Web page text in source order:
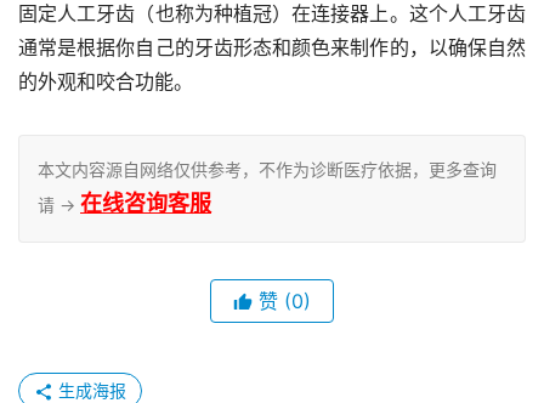
固定人工牙齿（也称为种植冠）在连接器上。这个人工牙齿
通常是根据你自己的牙齿形态和颜色来制作的，以确保自然
的外观和咬合功能。
本文内容源自网络仅供参考，不作为诊断医疗依据，更多查询
请 → 在线咨询客服
赞 (0)
生成海报